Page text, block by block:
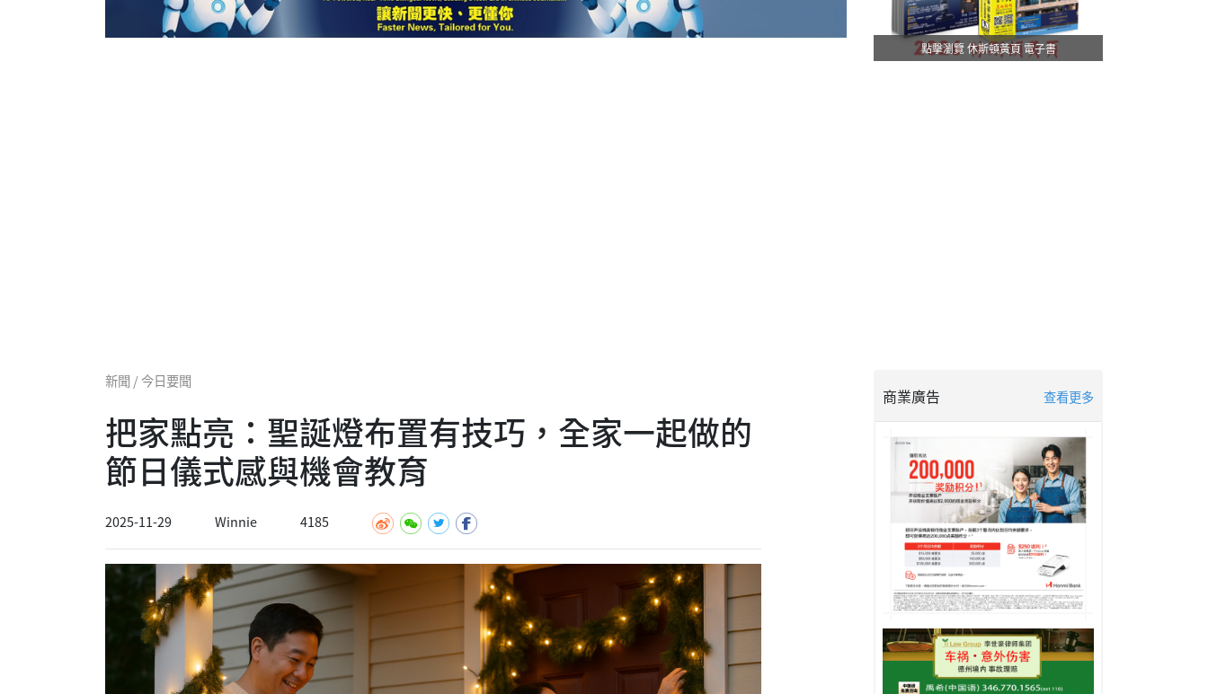
點擊瀏覽 休斯頓黃頁 電子書
新聞 / 今日要聞
把家點亮：聖誕燈布置有技巧，全家一起做的
節日儀式感與機會教育
2025-11-29 Winnie 4185
商業廣告 查看更多